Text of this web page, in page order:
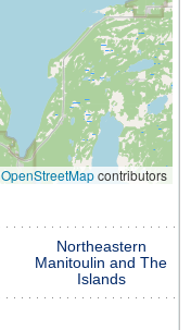
OpenStreetMapcontributors
Northeastern
Manitoulin and The
Islands